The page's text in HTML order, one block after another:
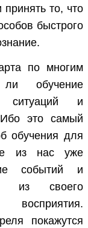
принять то, что
быстрого
по многим
ли обучение
ситуаций и
это самый
обучения для
из нас уже
событий и
из своего
восприятия.
покажутся